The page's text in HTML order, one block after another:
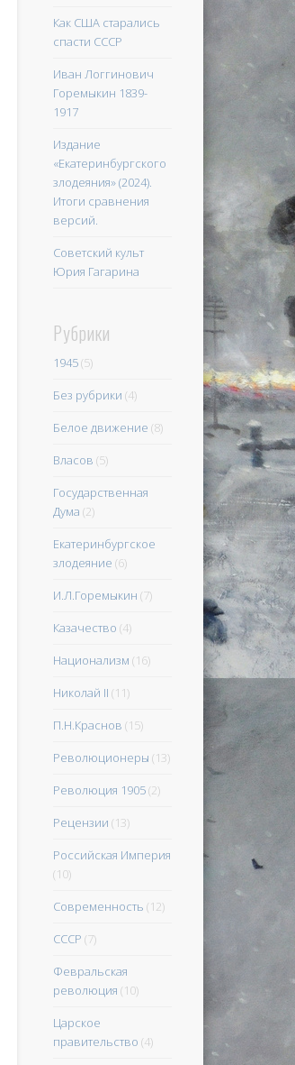
Как США старались
спасти СССР
Иван Логгинович
Горемыкин 1839-
1917
Издание
«Екатеринбургского
злодеяния» (2024).
Итоги сравнения
версий.
Советский культ
Юрия Гагарина
Рубрики
1945(5)
Без рубрики (4)
Белое движение (8)
Власов (5)
Государственная
Дума (2)
Екатеринбургское
злодеяние (6)
И.Л.Горемыкин (7)
Казачество (4)
Национализм (16)
Николай II (11)
П.Н.Краснов (15)
Революционеры (13)
Революция 1905(2)
Рецензии (13)
Российская Империя
(10)
Современность (12)
СССР (7)
Февральская
революция (10)
Царское
правительство (4)